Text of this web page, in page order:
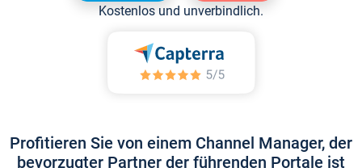
Kostenlos und unverbindlich.
Profitieren Sie von einem Channel Manager, der
bevorzugter Partner der führenden Portale ist